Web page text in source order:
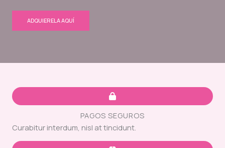
ADQUIERELA AQUÍ
PAGOS SEGUROS
Curabitur interdum, nisl at tincidunt.